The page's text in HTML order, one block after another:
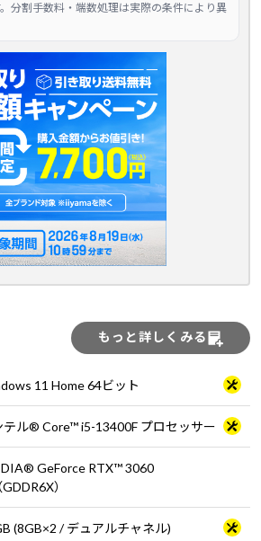
分割手数料・端数処理は実際の条件により異
もっと詳しくみる
11 Home 64ビット
テル® Core™ i5-13400F プロセッサー
GeForce RTX™ 3060
）
(8GB×2 / デュアルチャネル)